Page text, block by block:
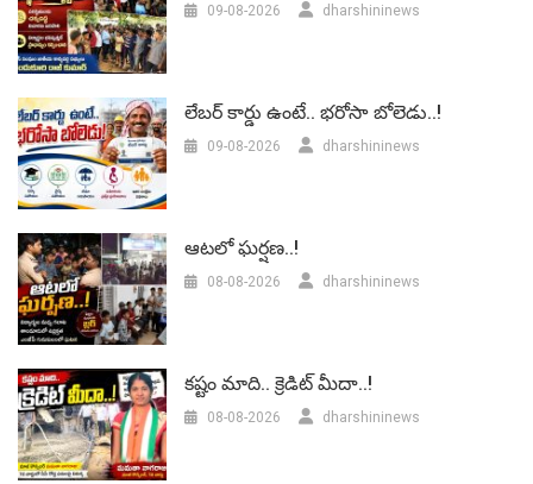
09-08-2026 dharshininews
లేబర్‌ కార్డు ఉంటే.. భరోసా బోలెడు..!
09-08-2026 dharshininews
ఆటలో ఘర్షణ..!
08-08-2026 dharshininews
కష్టం మాది.. క్రెడిట్ మీదా..!
08-08-2026 dharshininews